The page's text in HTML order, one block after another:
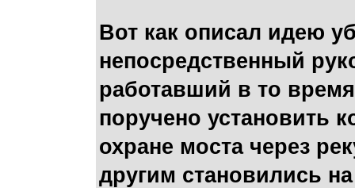
Вот как описал идею
непосредственный
работавший в то
поручено установить
охране моста через
другим становились